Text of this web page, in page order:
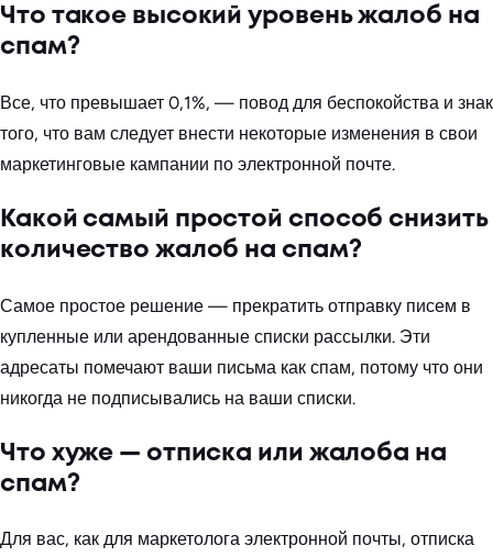
Что такое высокий уровень жалоб на
спам?
Все, что превышает 0,1%, — повод для беспокойства и знак
того, что вам следует внести некоторые изменения в свои
маркетинговые кампании по электронной почте.
Какой самый простой способ снизить
количество жалоб на спам?
Самое простое решение — прекратить отправку писем в
купленные или арендованные списки рассылки. Эти
адресаты помечают ваши письма как спам, потому что они
никогда не подписывались на ваши списки.
Что хуже — отписка или жалоба на
спам?
Для вас, как для маркетолога электронной почты, отписка